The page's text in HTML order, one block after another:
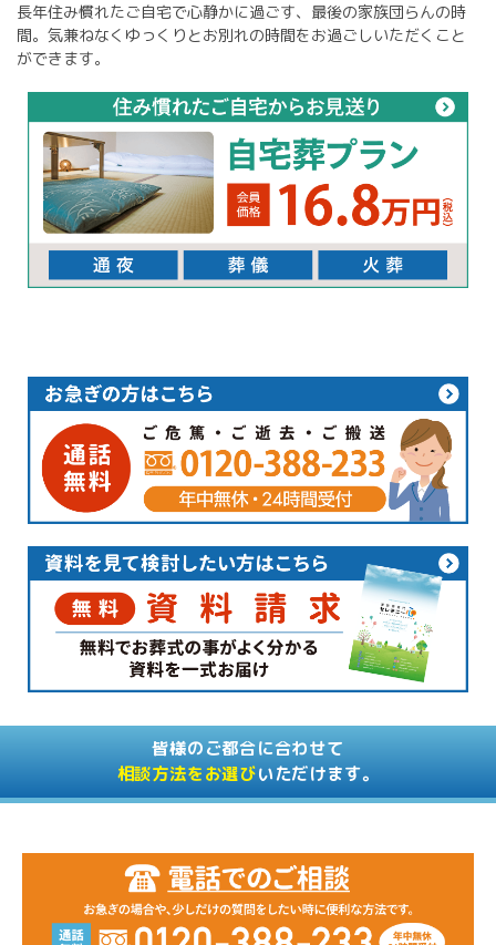
長年住み慣れたご自宅で心静かに過ごす、最後の家族団らんの時
間。気兼ねなくゆっくりとお別れの時間をお過ごしいただくこと
ができます。
皆様のご都合に合わせて
相談方法をお選びいただけます。